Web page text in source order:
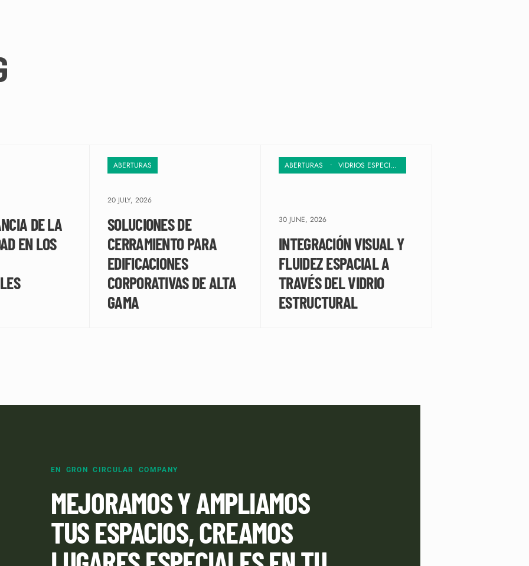
DE LA
EN LOS
ABERTURAS
20 JULY, 2026
SOLUCIONES DE
CERRAMIENTO PARA
EDIFICACIONES
CORPORATIVAS DE ALTA
GAMA
ABERTURAS • VIDRIOS ESPECIALES
30 JUNE, 2026
INTEGRACIÓN VISUAL Y
FLUIDEZ ESPACIAL A
TRAVÉS DEL VIDRIO
ESTRUCTURAL
EN GRON CIRCULAR COMPANY
MEJORAMOS Y AMPLIAMOS
TUS ESPACIOS, CREAMOS